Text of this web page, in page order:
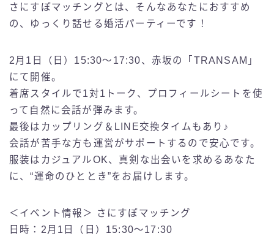
さにすぽマッチングとは、そんなあなたにおすすめ
の、ゆっくり話せる婚活パーティーです！
2月1日（日）15:30～17:30、赤坂の「TRANSAM」
にて開催。
着席スタイルで1対1トーク、プロフィールシートを使
って自然に会話が弾みます。
最後はカップリング＆LINE交換タイムもあり♪
会話が苦手な方も運営がサポートするので安心です。
服装はカジュアルOK、真剣な出会いを求めるあなた
に、“運命のひととき”をお届けします。
＜イベント情報＞ さにすぽマッチング
日時：2月1日（日）15:30～17:30